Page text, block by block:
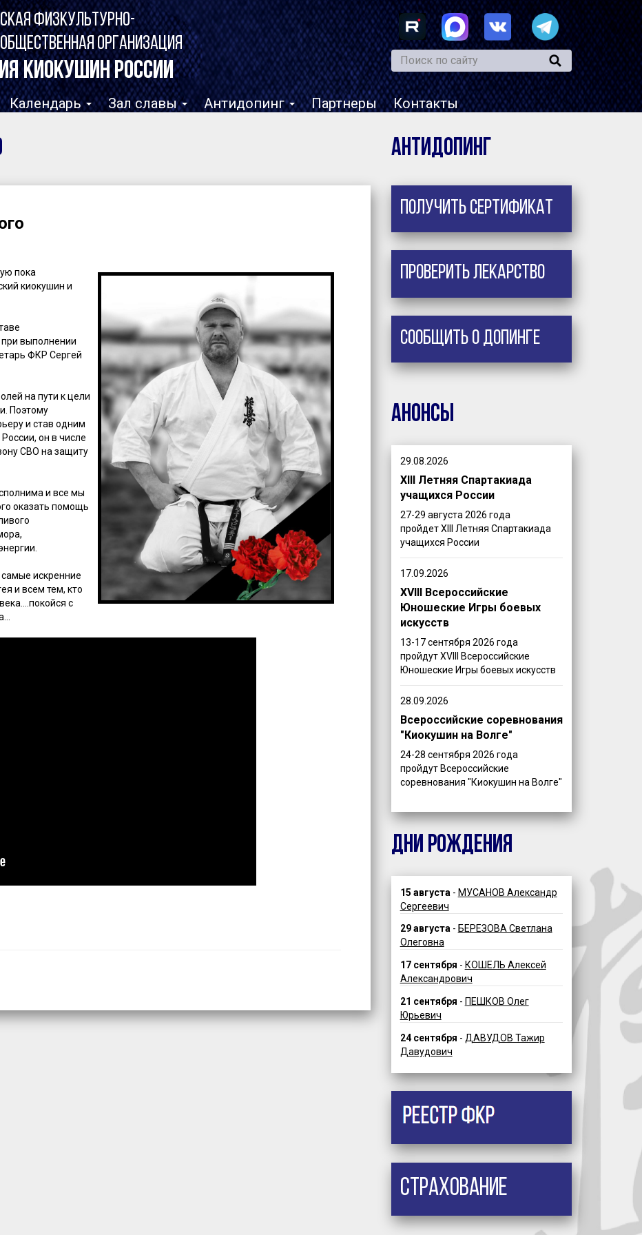
ФИЗКУЛЬТУРНО-
ОРГАНИЗАЦИЯ
КИОКУШИН РОССИИ
Календарь Зал славы Антидопинг Партнеры Контакты
Антидопинг
пока
киокушин и
выполнении
ФКР Сергей
на пути к цели
Поэтому
и став одним
он в числе
СВО на защиту
и все мы
оказать помощь
искренние
и всем тем, кто
с
Получить сертификат
Проверить лекарство
Сообщить о допинге
Анонсы
29.08.2026
XIII Летняя Спартакиада
учащихся России
27-29 августа 2026 года
пройдет XIII Летняя Спартакиада
учащихся России
17.09.2026
XVIII Всероссийские
Юношеские Игры боевых
искусств
13-17 сентября 2026 года
пройдут XVIII Всероссийские
Юношеские Игры боевых искусств
28.09.2026
Всероссийские соревнования
"Киокушин на Волге"
24-28 сентября 2026 года
пройдут Всероссийские
соревнования "Киокушин на Волге"
ДНИ РОЖДЕНИЯ
15 августа - МУСАНОВ Александр
Сергеевич
29 августа- БЕРЕЗОВА Светлана
Олеговна
17 сентября - КОШЕЛЬ Алексей
Александрович
21 сентября - ПЕШКОВ Олег
Юрьевич
24 сентября - ДАВУДОВ Тажир
Давудович
Страхование